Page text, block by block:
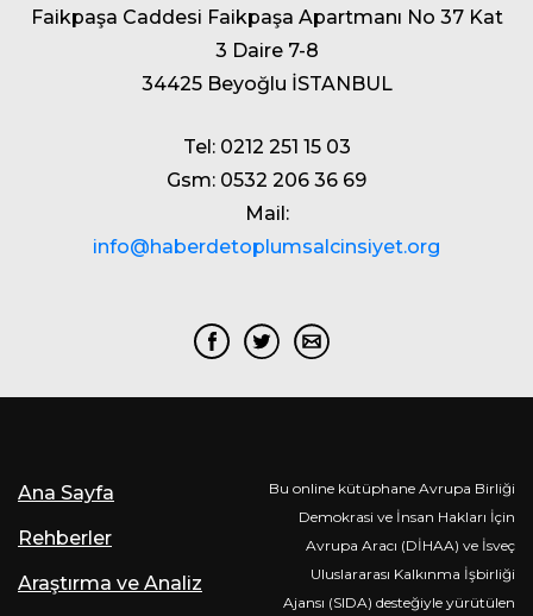
Faikpaşa Caddesi Faikpaşa Apartmanı No 37 Kat
3 Daire 7-8
34425 Beyoğlu İSTANBUL
Tel: 0212 251 15 03
Gsm: 0532 206 36 69
Mail:
info@haberdetoplumsalcinsiyet.org
Ana Sayfa
Rehberler
Araştırma ve Analiz
Bu online kütüphane Avrupa Birliği
Demokrasi ve İnsan Hakları İçin
Avrupa Aracı (DİHAA) ve İsveç
Uluslararası Kalkınma İşbirliği
Ajansı (SIDA) desteğiyle yürütülen